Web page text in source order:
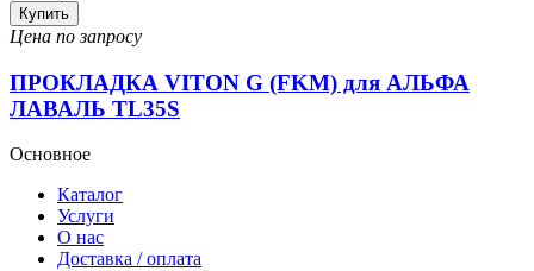
Купить
Цена по запросу
ПРОКЛАДКА VITON G (FKM) для АЛЬФА
ЛАВАЛЬ TL35S
Основное
Каталог
Услуги
О нас
Доставка / оплата